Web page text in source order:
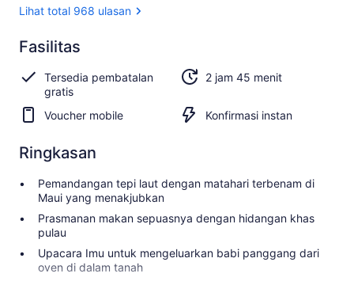
Lihat total 968 ulasan
8.6 Luar
Fasilitas
Tersedia pembatalan
gratis
2 jam 45 menit
Voucher mobile Konfirmasi instan
Ringkasan
Pemandangan tepi laut dengan matahari terbenam di
Maui yang menakjubkan
Prasmanan makan sepuasnya dengan hidangan khas
pulau
Upacara Imu untuk mengeluarkan babi panggang dari
oven di dalam tanah